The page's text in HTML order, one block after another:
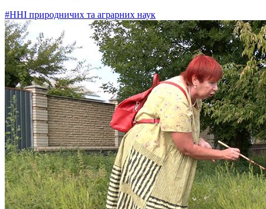
#ННІ природничих та аграрних наук